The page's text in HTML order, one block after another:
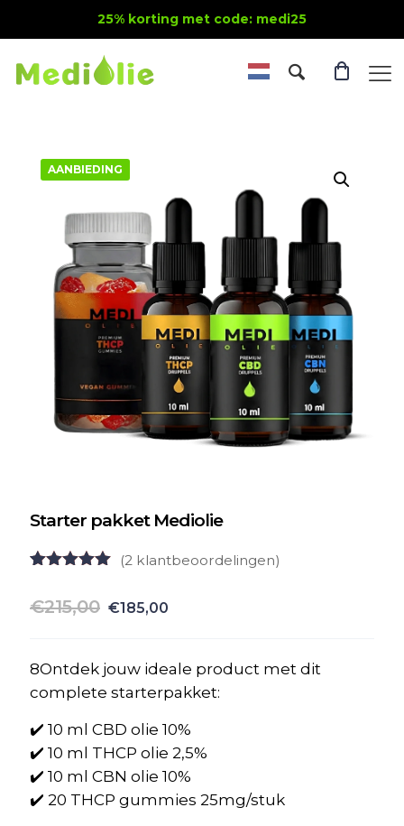
25% korting met code: medi25
AANBIEDING
Starter pakket Mediolie
gebaseerd
(2 klantbeoordelingen)
€215,00 Oorspronkelijke
€215,00.
€185,00
€185,00.
8Ontdek jouw ideale product met dit
complete starterpakket:
✔️ 10 ml CBD olie 10%
✔️ 10 ml THCP olie 2,5%
✔️ 10 ml CBN olie 10%
✔️ 20 THCP gummies 25mg/stuk